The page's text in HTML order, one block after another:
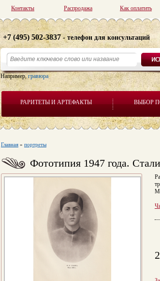
Как оплатить
Распродажа
Контакты
РАРИТЕТЫ И АРТЕФАКТЫ ВЫБОР
+7 (495) 502-3837- телефон для консультаций
Например, гравюра
Главная » портреты
Фототипия 1947 года.